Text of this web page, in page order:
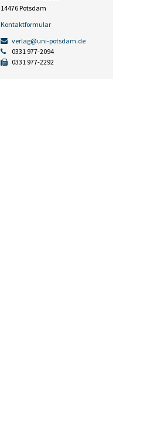
14476 Potsdam
Kontaktformular
verlag@uni-potsdam.de
0331 977-2094
0331 977-2292